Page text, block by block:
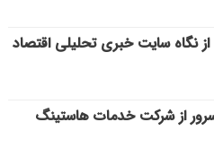
از نگاه سایت خبری تحلیلی اقتصاد
از شرکت خدمات هاستینگ